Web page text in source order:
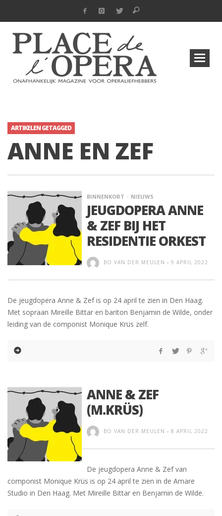
ARTIKELEN GETAGGED
ANNE EN ZEF
BINNENKORT NIEUWS
JEUGDOPERA ANNE
& ZEF BIJ HET
RESIDENTIE ORKEST
BO VAN DER MEULEN - 9 APRIL 2022
De jeugdopera Anne & Zef is op 24 april te zien in Den Haag.
Met sopraan Mireille Bittar en bariton Benjamin de Wilde, onder
leiding van de componist Monique Krüs zelf.
ANNE & ZEF
(M.KRÜS)
BO VAN DER MEULEN - 8 APRIL 2022
De jeugdopera Anne & Zef van
componist Monique Krüs is op 24 april te zien in de Amare
Studio in Den Haag. Met Mireille Bittar en Benjamin de Wilde.